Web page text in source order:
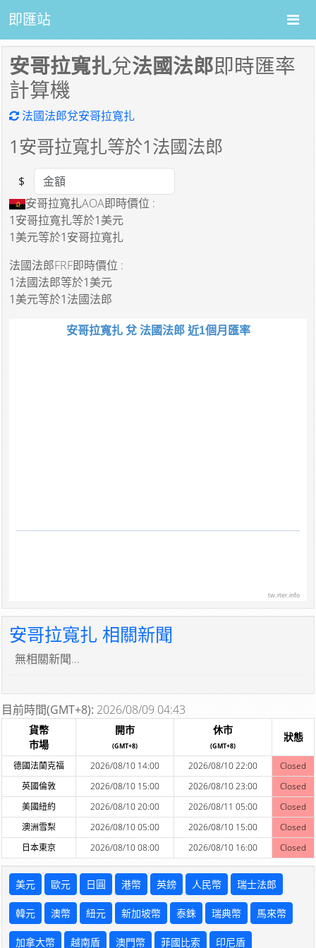
即匯站
安哥拉寬扎兌法國法郎即時匯率
計算機
法國法郎兌安哥拉寬扎
1安哥拉寬扎等於1法國法郎
Amount
$
安哥拉寬扎AOA即時價位 :
1安哥拉寬扎等於1美元
1美元等於1安哥拉寬扎
法國法郎FRF即時價位 :
1法國法郎等於1美元
1美元等於1法國法郎
安哥拉寬扎 兌 法國法郎 近1個月匯率
tw.rter.info
安哥拉寬扎 相關新聞
無相關新聞...
目前時間(GMT+8): 2026/08/09 04:43
貨幣
市場
開市
(GMT+8)
休市
(GMT+8)
狀態
德國法蘭克福 2026/08/10 14:00 2026/08/10 22:00
Closed
英國倫敦
2026/08/10 15:00 2026/08/10 23:00
Closed
美國紐約
2026/08/10 20:00 2026/08/11 05:00
Closed
澳洲雪梨
2026/08/10 05:00 2026/08/10 15:00
Closed
日本東京
2026/08/10 08:00 2026/08/10 16:00 Closed
美元 歐元 日圓 港幣 英鎊 人民幣 瑞士法郎
韓元 澳幣 紐元 新加坡幣 泰銖 瑞典幣 馬來幣
加拿大幣 越南盾 澳門幣 菲國比索 印尼盾